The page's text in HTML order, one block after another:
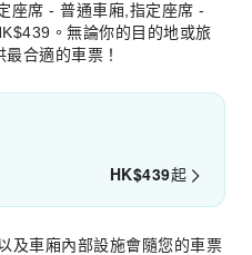
座席 - 普通車廂,指定座席 -
。無論你的目的地或旅
合適的車票！
HK$439起
及車廂內部設施會隨您的車票